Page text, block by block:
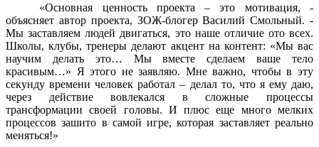
«Основная ценность проекта – это мотивация, -
объясняет автор проекта, ЗОЖ-блогер Василий Смольный. -
Мы заставляем людей двигаться, это наше отличие ото всех.
Школы, клубы, тренеры делают акцент на контент: «Мы вас
научим делать это… Мы вместе сделаем ваше тело
красивым…» Я этого не заявляю. Мне важно, чтобы в эту
секунду времени человек работал – делал то, что я ему даю,
через действие вовлекался в сложные процессы
трансформации своей головы. И плюс еще много мелких
процессов зашито в самой игре, которая заставляет реально
меняться!»